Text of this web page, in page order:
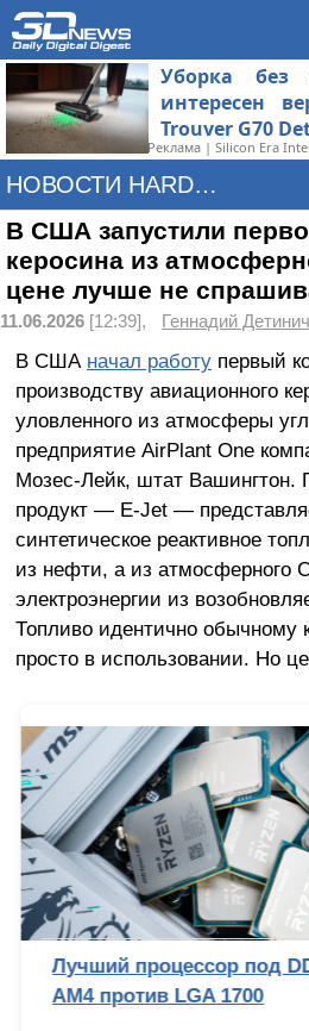
Уборка без
интересен
Trouver G70
Реклама | Silicon Era
НОВОСТИ HARDWARE
В США запустили
керосина из
цене лучше не
11.06.2026 [12:39], Геннадий Детинич
В США начал работупервый
производству авиационного
уловленного из атмосферы
предприятие AirPlant One
Мозес-Лейк, штат Вашингтон.
продукт — E-Jet —
синтетическое реактивное
из нефти, а из атмосферного
электроэнергии из
Топливо идентично обычному
просто в использовании. Но
Лучший процессор под
AM4 против LGA 1700